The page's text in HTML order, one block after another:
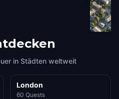
in Städten weltweit
London
60 Quests